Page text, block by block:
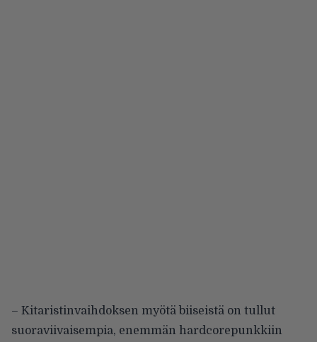
– Kitaristinvaihdoksen myötä biiseistä on tullut
suoraviivaisempia, enemmän hardcorepunkkiin